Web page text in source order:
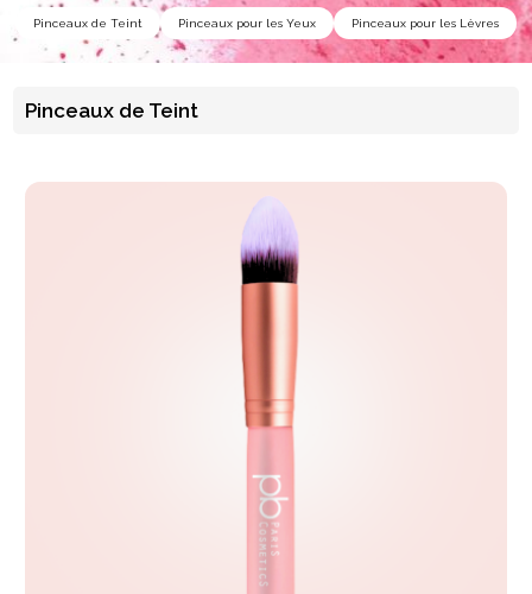
Pinceaux de Teint Pinceaux pour les Yeux Pinceaux pour les Lèvres
Pinceaux de Teint